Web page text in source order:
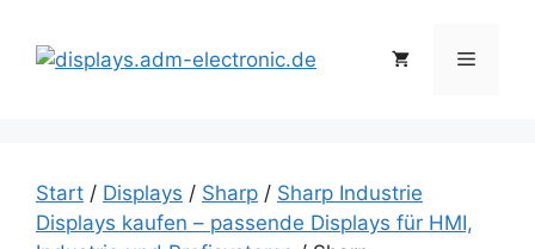
Inhalt
springen
Menü
Start / Displays / Sharp / Sharp Industrie
Displays kaufen – passende Displays für HMI,